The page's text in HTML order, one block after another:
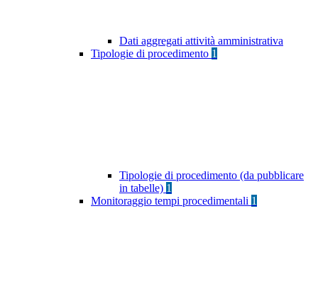
Dati aggregati attività amministrativa
Tipologie di procedimento 1
Tipologie di procedimento (da pubblicare
in tabelle) 1
Monitoraggio tempi procedimentali 1